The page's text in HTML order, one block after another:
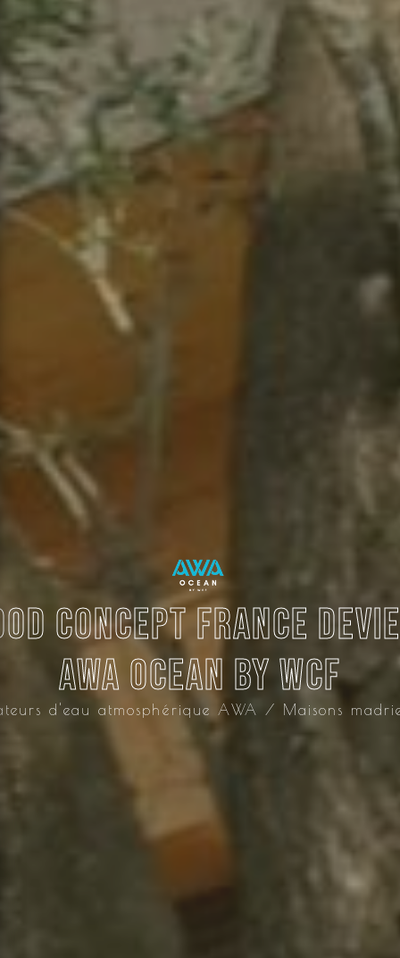
Concept France
AWA OCEAN BY WCF
d'eau atmosphérique AWA / Maisons